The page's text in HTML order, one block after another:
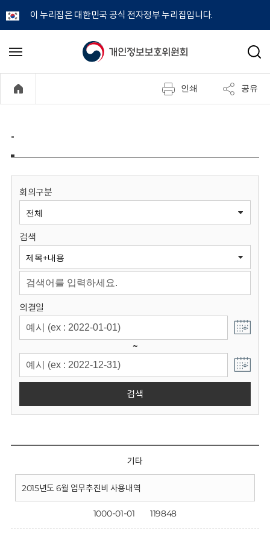
이 누리집은 대한민국 공식 전자정부 누리집입니다.
개
정
보
원
회
메
기
검
인쇄 공유
-
회의구분
검색
의결일
~
검색
기타
2015년도 6월 업무추진비 사용내역
1000-01-01 119848